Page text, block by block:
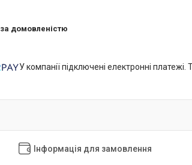
за домовленістю
У компанії підключені електронні
Інформація для замовлення